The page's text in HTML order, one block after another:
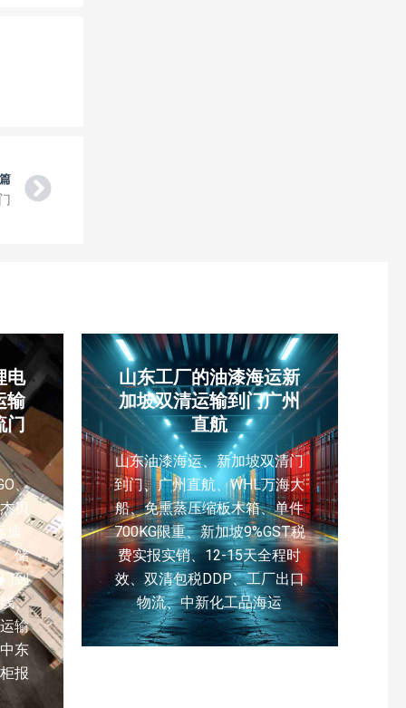
电
输
门
、
贝
迪
储
到
、
输
东
报
山东工厂的油漆海运新
加坡双清运输到门广州
直航
山东油漆海运、新加坡双清门
到门、广州直航、WHL万海大
船、免熏蒸压缩板木箱、单件
700KG限重、新加坡9%GST税
费实报实销、12-15天全程时
效、双清包税DDP、工厂出口
物流、中新化工品海运